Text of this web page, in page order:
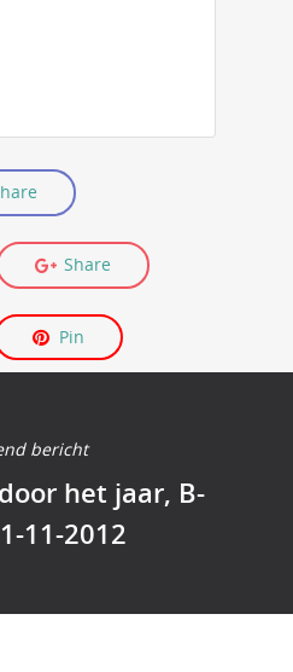
Share
Pin
bericht
het jaar, B-
11-2012